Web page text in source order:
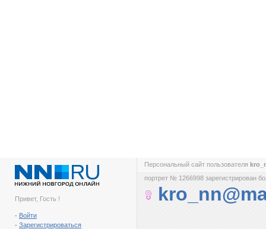
Привет, Гость !
- Войти
- Зарегистрироваться
Персональный сайт пользователя
портрет № 1266998 зарегистрирован